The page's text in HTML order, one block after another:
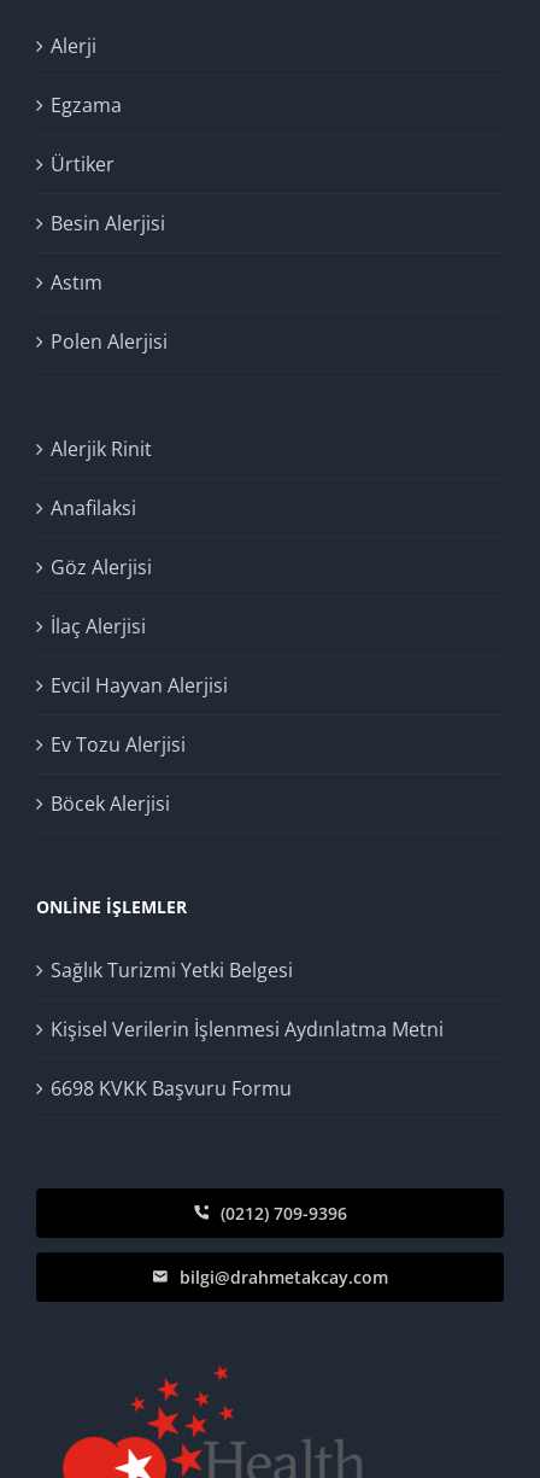
Alerji
Egzama
Ürtiker
Besin Alerjisi
Astım
Polen Alerjisi
Alerjik Rinit
Anafilaksi
Göz Alerjisi
İlaç Alerjisi
Evcil Hayvan Alerjisi
Ev Tozu Alerjisi
Böcek Alerjisi
ONLINE İŞLEMLER
Sağlık Turizmi Yetki Belgesi
Kişisel Verilerin İşlenmesi Aydınlatma Metni
6698 KVKK Başvuru Formu
(0212) 709-9396
bilgi@drahmetakcay.com